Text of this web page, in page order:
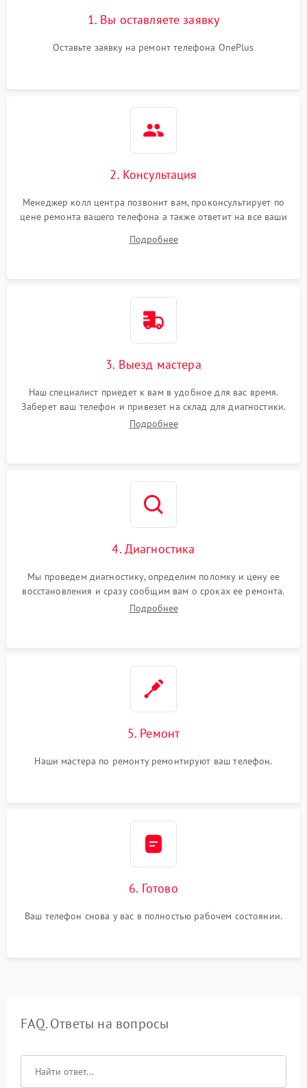
1. Вы оставляете заявку
Оставьте заявку на ремонт телефона OnePlus
2. Консультация
Менеджер колл центра позвонит вам, проконсультирует по
цене ремонта вашего телефона а также ответит на все ваши
Подробнее
3. Выезд мастера
Наш специалист приедет к вам в удобное для вас время.
Заберет ваш телефон и привезет на склад для диагностики.
Подробнее
4. Диагностика
Мы проведем диагностику, определим поломку и цену ее
восстановления и сразу сообщим вам о сроках ее ремонта.
Подробнее
5. Ремонт
Наши мастера по ремонту ремонтируют ваш телефон.
6. Готово
Ваш телефон снова у вас в полностью рабочем состоянии.
FAQ. Ответы на вопросы